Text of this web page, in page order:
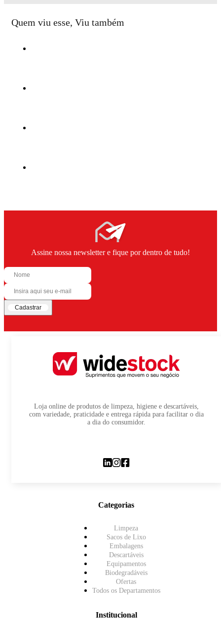
Quem viu esse, Viu também
Assine nossa newsletter e fique por dentro de tudo!
Cadastrar
Loja online de produtos de limpeza, higiene e descartáveis,
com variedade, praticidade e entrega rápida para facilitar o dia
a dia do consumidor.
Categorias
Limpeza
Sacos de Lixo
Embalagens
Descartáveis
Equipamentos
Biodegradáveis
Ofertas
Todos os Departamentos
Institucional